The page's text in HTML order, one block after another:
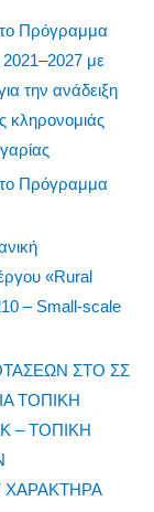
Πρόγραμμα
με
την ανάδειξη
κληρονομιάς
Πρόγραμμα
«Rural
– Small-scale
ΣΤΟ ΣΣ
ΤΟΠΙΚΗ
– ΤΟΠΙΚΗ
ΧΑΡΑΚΤΗΡΑ